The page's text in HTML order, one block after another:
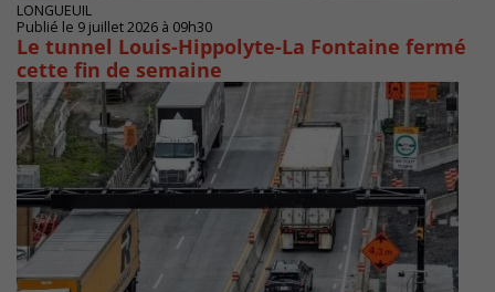
LONGUEUIL
Publié le 9 juillet 2026 à 09h30
Le tunnel Louis-Hippolyte-La Fontaine fermé
cette fin de semaine